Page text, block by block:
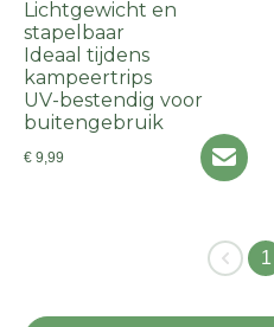
34X34X45CMKLEUR 1 TAUPE
Lichtgewicht en
stapelbaar
Ideaal tijdens
kampeertrips
UV-bestendig voor
buitengebruik
€ 9,99
1